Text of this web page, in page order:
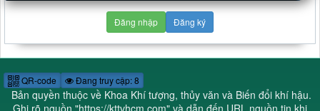
Đăng nhập Đăng ký
QR-code Đang truy cập: 8
Bản quyền thuộc về Khoa Khí tượng, thủy văn và Biến đổi khí hậu.